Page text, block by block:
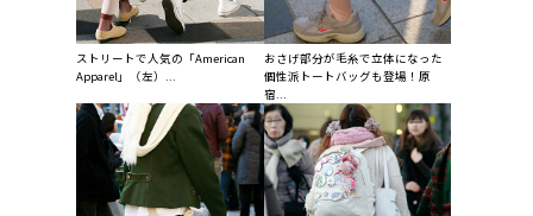
ストリートで人気の「American
Apparel」（左）...
おさげ部分が毛糸で立体になった
個性派トートバッグも登場！原
宿...